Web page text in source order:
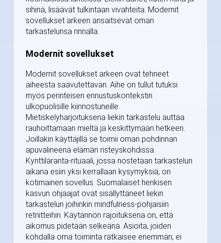
sihinä, lisäävät tulkintaan vivahteita. Modernit
sovellukset arkeen ansaitsevat oman
tarkastelunsa rinnalla.
Modernit sovellukset
Modernit sovellukset arkeen ovat tehneet
aiheesta saavutettavan. Aihe on tullut tutuksi
myös perinteisen ennustuskontekstin
ulkopuolisille kiinnostuneille.
Mietiskelyharjoituksena liekin tarkastelu auttaa
rauhoittamaan mieltä ja keskittymään hetkeen.
Joillakin käyttäjillä se toimii oman pohdinnan
apuvälineenä elämän risteyskohdissa.
Kynttiläranta-rituaali, jossa nostetaan tarkastelun
aikana esiin yksi kerrallaan kysymyksiä, on
kotimainen sovellus. Suomalaiset henkisen
kasvun ohjaajat ovat sisällyttäneet liekin
tarkastelun joihinkin mindfulness-pohjaisiin
retriitteihin. Käytännön rajoituksena on, että
aikomus pidetään selkeänä. Asioita, joiden
kohdalla oma toiminta ratkaisee enemmän, ei